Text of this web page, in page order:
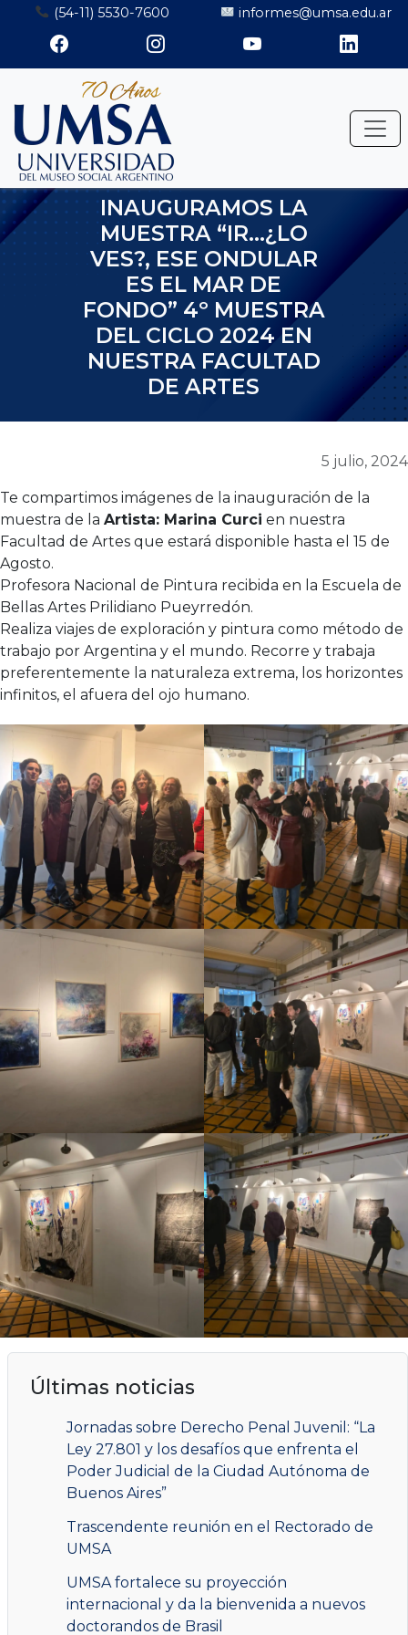
Saltar
contenido
(54-11) 5530-7600 informes@umsa.edu.ar
INAUGURAMOS LA
MUESTRA “IR…¿LO
VES?, ESE ONDULAR
ES EL MAR DE
FONDO” 4º MUESTRA
DEL CICLO 2024 EN
NUESTRA FACULTAD
DE ARTES
5 julio, 2024
Te compartimos imágenes de la inauguración de la
muestra de la Artista: Marina Curci en nuestra
Facultad de Artes que estará disponible hasta el 15 de
Agosto.
Profesora Nacional de Pintura recibida en la Escuela de
Bellas Artes Prilidiano Pueyrredón.
Realiza viajes de exploración y pintura como método de
trabajo por Argentina y el mundo. Recorre y trabaja
preferentemente la naturaleza extrema, los horizontes
infinitos, el afuera del ojo humano.
Últimas noticias
Jornadas sobre Derecho Penal Juvenil: “La
Ley 27.801 y los desafíos que enfrenta el
Poder Judicial de la Ciudad Autónoma de
Buenos Aires”
Trascendente reunión en el Rectorado de
UMSA
UMSA fortalece su proyección
internacional y da la bienvenida a nuevos
doctorandos de Brasil